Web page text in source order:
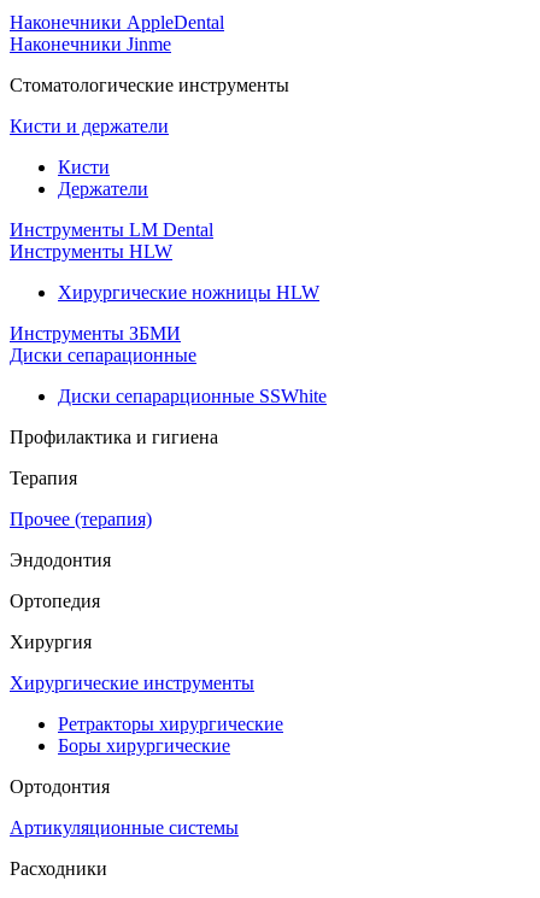
Наконечники AppleDental
Наконечники Jinme
Стоматологические инструменты
Кисти и держатели
Кисти
Держатели
Инструменты LM Dental
Инструменты HLW
Хирургические ножницы HLW
Инструменты ЗБМИ
Диски сепарационные
Диски сепарарционные SSWhite
Профилактика и гигиена
Терапия
Прочее (терапия)
Эндодонтия
Ортопедия
Хирургия
Хирургические инструменты
Ретракторы хирургические
Боры хирургические
Ортодонтия
Артикуляционные системы
Расходники